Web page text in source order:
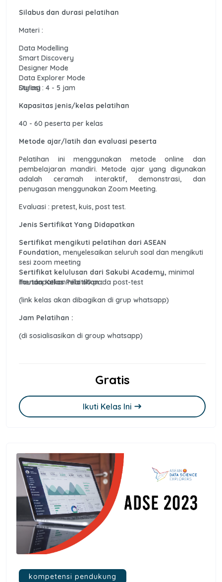
Silabus dan durasi pelatihan
Materi :
Data Modelling
Smart Discovery
Designer Mode
Data Explorer Mode
Styling
Durasi : 4 - 5 jam
Kapasitas jenis/kelas pelatihan
40 - 60 peserta per kelas
Metode ajar/latih dan evaluasi peserta
Pelatihan ini menggunakan metode online dan
pembelajaran mandiri. Metode ajar yang digunakan
adalah ceramah interaktif, demonstrasi, dan
penugasan menggunakan Zoom Meeting.
Evaluasi : pretest, kuis, post test.
Jenis Sertifikat Yang Didapatkan
Sertifikat mengikuti pelatihan dari ASEAN
Foundation, menyelesaikan seluruh soal dan mengikuti
sesi zoom meeting
Sertifikat kelulusan dari Sakubi Academy, minimal
mendapatkan nilai 60 pada post-test
Tautan Kelas Pelatihan :
(link kelas akan dibagikan di grup whatsapp)
Jam Pelatihan :
(di sosialisasikan di group whatsapp)
Gratis
Ikuti Kelas Ini east
kompetensi pendukung